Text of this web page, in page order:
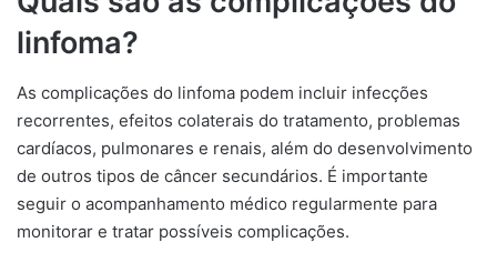
linfoma?
As complicações do linfoma podem incluir infecções
recorrentes, efeitos colaterais do tratamento, problemas
cardíacos, pulmonares e renais, além do desenvolvimento
de outros tipos de câncer secundários. É importante
seguir o acompanhamento médico regularmente para
monitorar e tratar possíveis complicações.